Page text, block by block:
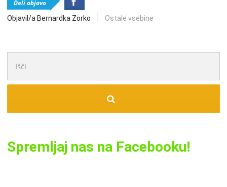
Deli objavo
Objavil/a Bernardka Zorko Ostale vsebine
Spremljaj nas na Facebooku!